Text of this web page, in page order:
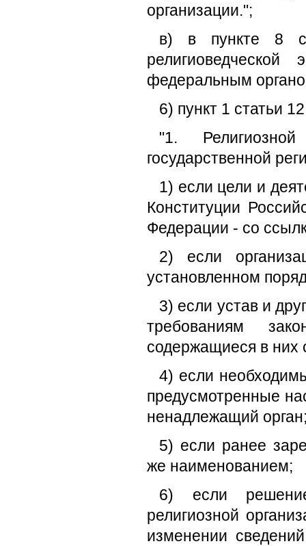
организации.";
в) в пункте 8
религиоведческой
федеральным
6) пункт 1 статьи
"1.
государственной
1) если цели и
Конституции
Федерации - со
2) если
установленном
3) если устав и
требованиям
содержащиеся в них
4) если
предусмотренные
ненадлежащий
5) если ранее
же наименованием;
6) если
религиозной
изменении